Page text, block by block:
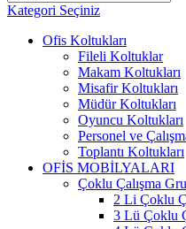
Kategori Seçiniz
Ofis Koltukları
Fileli Koltuklar
Makam Koltukları
Misafir Koltukları
Müdür Koltukları
Oyuncu Koltukları
Personel ve
Toplantı Koltukları
OFİS MOBİLYALARI
Çoklu Çalışma
2 Li Çoklu
3 Lü Çoklu